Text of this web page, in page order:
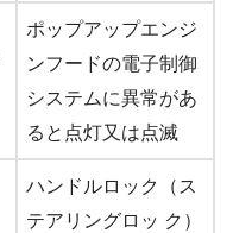
ポップアップエンジ
ンフードの電子制御
システムに異常があ
ると点灯又は点滅
ハンドルロック（ス
テアリングロッ ク）